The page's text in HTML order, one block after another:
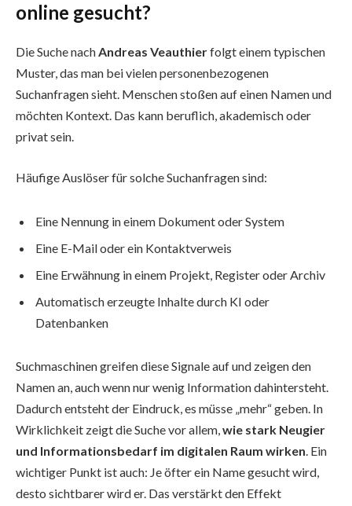
online gesucht?
Die Suche nachAndreas Veauthierfolgt einem typischen
Muster, das man bei vielen personenbezogenen
Suchanfragen sieht. Menschen stoßen auf einen Namen und
möchten Kontext. Das kann beruflich, akademisch oder
privat sein.
Häufige Auslöser für solche Suchanfragen sind:
Eine Nennung in einem Dokument oder System
Eine E-Mail oder ein Kontaktverweis
Eine Erwähnung in einem Projekt, Register oder Archiv
Automatisch erzeugte Inhalte durch KI oder
Datenbanken
Suchmaschinen greifen diese Signale auf und zeigen den
Namen an, auch wenn nur wenig Information dahintersteht.
Dadurch entsteht der Eindruck, es müsse „mehr“ geben. In
Wirklichkeit zeigt die Suche vor allem,wie stark Neugier
und Informationsbedarf im digitalen Raum wirken. Ein
wichtiger Punkt ist auch: Je öfter ein Name gesucht wird,
desto sichtbarer wird er. Das verstärkt den Effekt